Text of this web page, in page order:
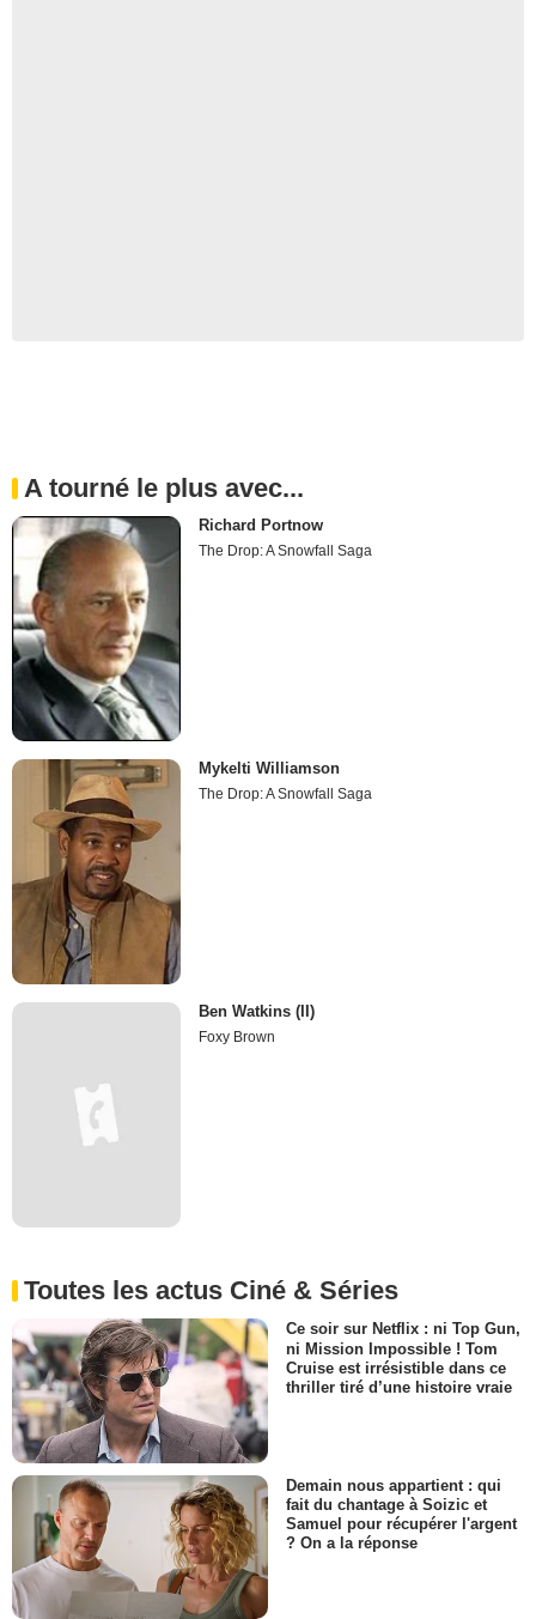
A tourné le plus avec...
Richard Portnow
The Drop: A Snowfall Saga
Mykelti Williamson
The Drop: A Snowfall Saga
Ben Watkins (II)
Foxy Brown
Toutes les actus Ciné & Séries
Ce soir sur Netflix : ni Top Gun,
ni Mission Impossible ! Tom
Cruise est irrésistible dans ce
thriller tiré d’une histoire vraie
Demain nous appartient : qui
fait du chantage à Soizic et
Samuel pour récupérer l'argent
? On a la réponse